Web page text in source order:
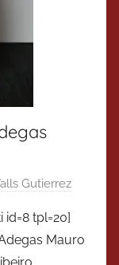
Gutierrez
tpl=20]
Mauro